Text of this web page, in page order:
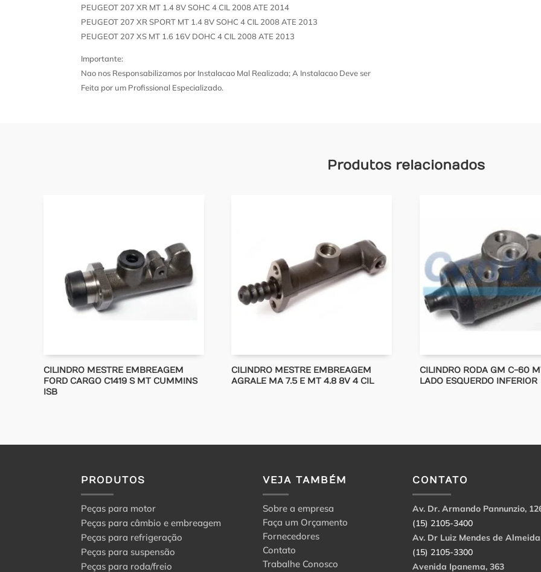
PEUGEOT 207 XR MT 1.4 8V SOHC 4 CIL 2008 ATE 2014
PEUGEOT 207 XR SPORT MT 1.4 8V SOHC 4 CIL 2008 ATE 2013
PEUGEOT 207 XS MT 1.6 16V DOHC 4 CIL 2008 ATE 2013
Importante:
Nao nos Responsabilizamos por Instalacao Mal Realizada; A Instalacao Deve ser
Feita por um Profissional Especializado.
Produtos relacionados
CILINDRO MESTRE EMBREAGEM
FORD CARGO C1419 S MT CUMMINS
ISB
CILINDRO MESTRE EMBREAGEM
AGRALE MA 7.5 E MT 4.8 8V 4 CIL
CILINDRO RODA GM C-60
LADO ESQUERDO INFERIOR
PRODUTOS
Peças para motor
Peças para câmbio e embreagem
Peças para refrigeração
Peças para suspensão
Peças para roda/freio
VEJA TAMBÉM
Sobre a empresa
Faça um Orçamento
Fornecedores
Contato
Trabalhe Conosco
CONTATO
Av. Dr. Armando Pannunzio,
(15) 2105-3400
Av. Dr Luiz Mendes de
(15) 2105-3300
Avenida Ipanema, 363